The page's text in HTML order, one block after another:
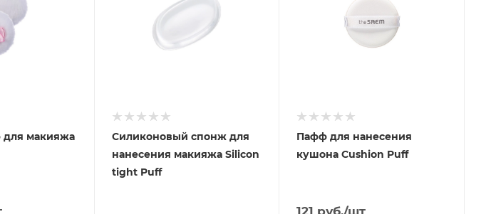
макияжа
Силиконовый спонж для
нанесения макияжа Silicon
tight Puff
Пафф для нанесения
кушона Cushion Puff
121 руб./шт